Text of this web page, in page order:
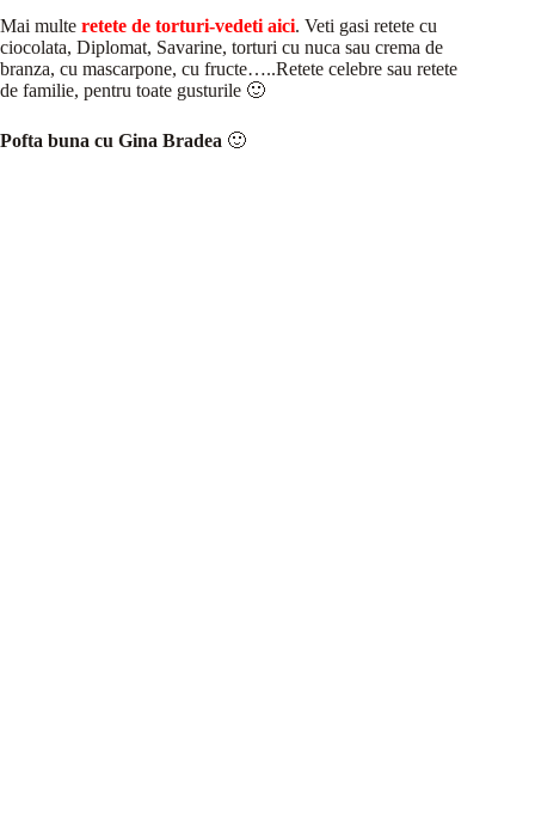
Mai multe retete de torturi-vedeti aici. Veti gasi retete cu
ciocolata, Diplomat, Savarine, torturi cu nuca sau crema de
branza, cu mascarpone, cu fructe…..Retete celebre sau retete
de familie, pentru toate gusturile 🙂
Pofta buna cu Gina Bradea 🙂